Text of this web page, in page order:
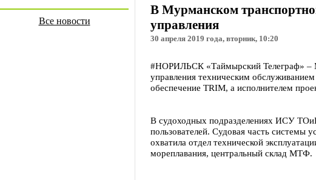
Все новости
В Мурманском
управления
30 апреля 2019 года, вторник, 10:20
#НОРИЛЬСК «Таймырский Телеграф» –
управления техническим
обеспечение TRIM, а исполнителем
В судоходных подразделениях ИСУ
пользователей. Судовая часть системы
охватила отдел технической
мореплавания, центральный склад МТФ.